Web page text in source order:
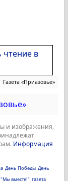
в
Газета «Приазовье»
и изображения,
Информация
День Победы День
вместе!" газета